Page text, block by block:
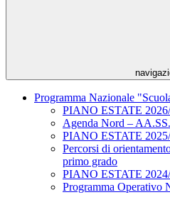
Programma Nazionale
PIANO ESTATE
Agenda Nord –
PIANO ESTATE
Percorsi di
primo grado
PIANO ESTATE
Programma Operativo